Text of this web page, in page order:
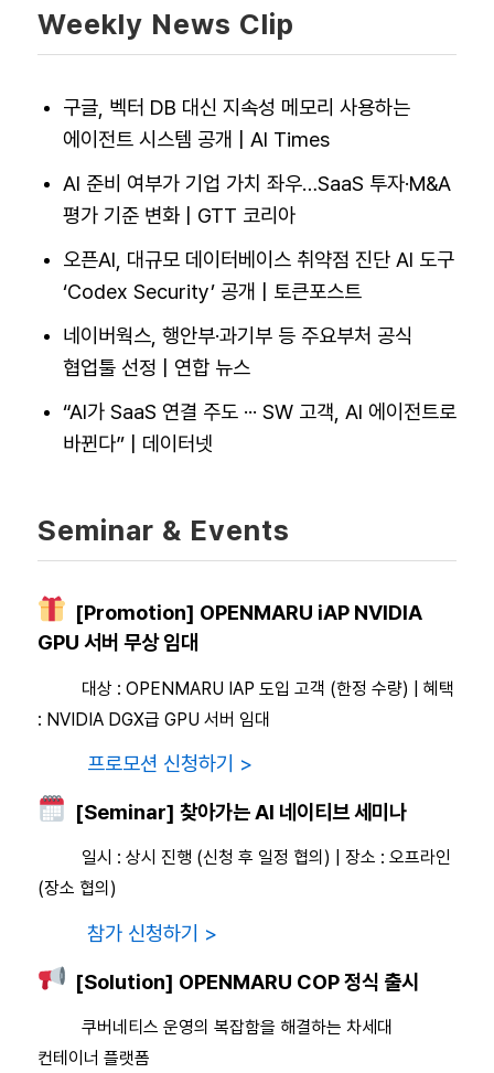
Weekly News Clip
구글, 벡터 DB 대신 지속성 메모리 사용하는
에이전트 시스템 공개 | AI Times
AI 준비 여부가 기업 가치 좌우…SaaS 투자·M&A
평가 기준 변화 | GTT 코리아
오픈AI, 대규모 데이터베이스 취약점 진단 AI 도구
‘Codex Security’ 공개 | 토큰포스트
네이버웍스, 행안부·과기부 등 주요부처 공식
협업툴 선정 | 연합 뉴스
“AI가 SaaS 연결 주도 ··· SW 고객, AI 에이전트로
바뀐다” | 데이터넷
Seminar & Events
[Promotion] OPENMARU iAP NVIDIA
GPU 서버 무상 임대
대상 : OPENMARU IAP 도입 고객 (한정 수량) | 혜택
: NVIDIA DGX급 GPU 서버 임대
프로모션 신청하기 >
[Seminar] 찾아가는 AI 네이티브 세미나
일시 : 상시 진행 (신청 후 일정 협의) | 장소 : 오프라인
(장소 협의)
참가 신청하기 >
[Solution] OPENMARU COP 정식 출시
쿠버네티스 운영의 복잡함을 해결하는 차세대
컨테이너 플랫폼